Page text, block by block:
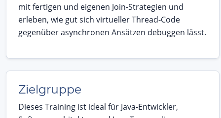
mit fertigen und eigenen Join-Strategien und
erleben, wie gut sich virtueller Thread-Code
gegenüber asynchronen Ansätzen debuggen lässt.
Zielgruppe
Dieses Training ist ideal für Java-Entwickler,